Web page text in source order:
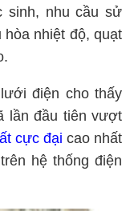
sinh, nhu cầu sử
nhiệt độ, quạt
điện cho thấy
lần đầu tiên vượt
cực đại cao nhất
hệ thống điện